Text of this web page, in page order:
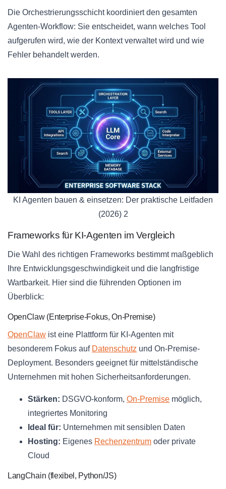
Die Orchestrierungsschicht koordiniert den gesamten
Agenten-Workflow: Sie entscheidet, wann welches Tool
aufgerufen wird, wie der Kontext verwaltet wird und wie
Fehler behandelt werden.
KI Agenten bauen & einsetzen: Der praktische Leitfaden
(2026) 2
Frameworks für KI-Agenten im Vergleich
Die Wahl des richtigen Frameworks bestimmt maßgeblich
Ihre Entwicklungsgeschwindigkeit und die langfristige
Wartbarkeit. Hier sind die führenden Optionen im
Überblick:
OpenClaw (Enterprise-Fokus, On-Premise)
OpenClaw ist eine Plattform für KI-Agenten mit
besonderem Fokus auf Datenschutz und On-Premise-
Deployment. Besonders geeignet für mittelständische
Unternehmen mit hohen Sicherheitsanforderungen.
Stärken: DSGVO-konform, On-Premise möglich,
integriertes Monitoring
Ideal für: Unternehmen mit sensiblen Daten
Hosting: Eigenes Rechenzentrum oder private
Cloud
LangChain (flexibel, Python/JS)